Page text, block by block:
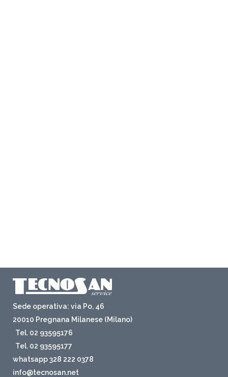
Sede operativa: via Po, 46
20010 Pregnana Milanese (Milano)
Tel. 02 93595176
Tel. 02 93595177
whatsapp 328 222 0378
info@tecnosan.net